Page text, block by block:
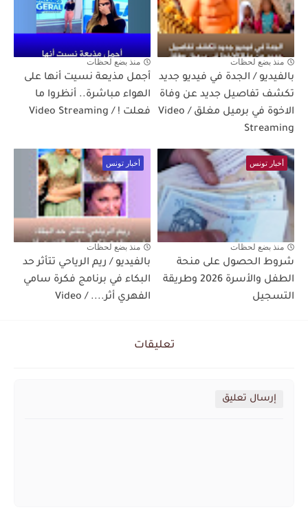
منذ بضع لحظات
بالفيديو / الجدة في فيديو جديد
تكشف تفاصيل جديد عن وفاة
الاخوة في برميل مغلق / Video
Streaming
منذ بضع لحظات
أجمل مذيعة نسيت أنها على
الهواء مباشرة.. أنظروا ما
فعلت ! / Video Streaming
أخبار تونس
منذ بضع لحظات
شروط الحصول على منحة
الطفل والأسرة 2026 وطريقة
التسجيل
أخبار تونس
منذ بضع لحظات
بالفيديو / ريم الرياحي تتأثر حد
البكاء في برنامج فكرة سامي
الفهري أثر.... / Video
تعليقات
إرسال تعليق